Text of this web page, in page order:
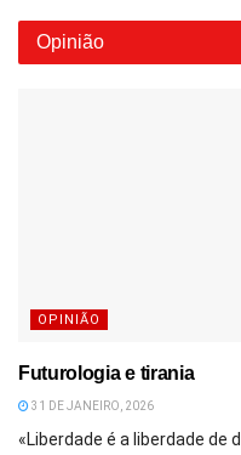
Opinião
OPINIÃO
Futurologia e tirania
31 DE JANEIRO, 2026
«Liberdade é a liberdade de